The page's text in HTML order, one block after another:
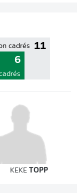
11
cadrés
6
KEKE TOPP